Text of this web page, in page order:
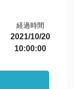
経過時間
2021/10/20
10:00:00